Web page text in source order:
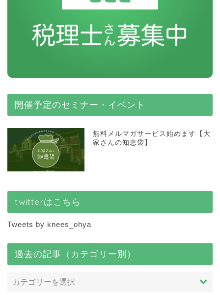
開催予定のセミナー・イベント
無料メルマガサービス始めます【大
家さんの知恵袋】
twitterはこちら
Tweets by knees_ohya
過去の記事（カテゴリー別）